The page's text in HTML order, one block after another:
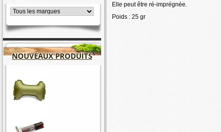
NOUVEAUX PRODUITS
Elle peut être ré-imprégnée.
Poids : 25 gr